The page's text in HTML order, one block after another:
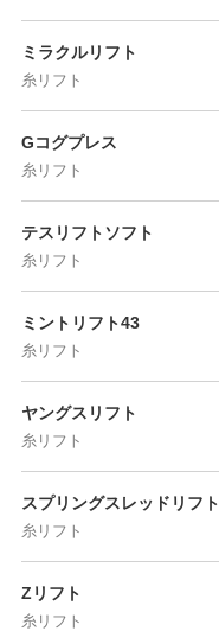
ミラクルリフト
糸リフト
Gコグプレス
糸リフト
テスリフトソフト
糸リフト
ミントリフト43
糸リフト
ヤングスリフト
糸リフト
スプリングスレッドリフト
糸リフト
Zリフト
糸リフト